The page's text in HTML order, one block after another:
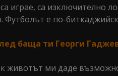
играе, са изключително
Футболът е по-
баща ти Георги
животът ми даде